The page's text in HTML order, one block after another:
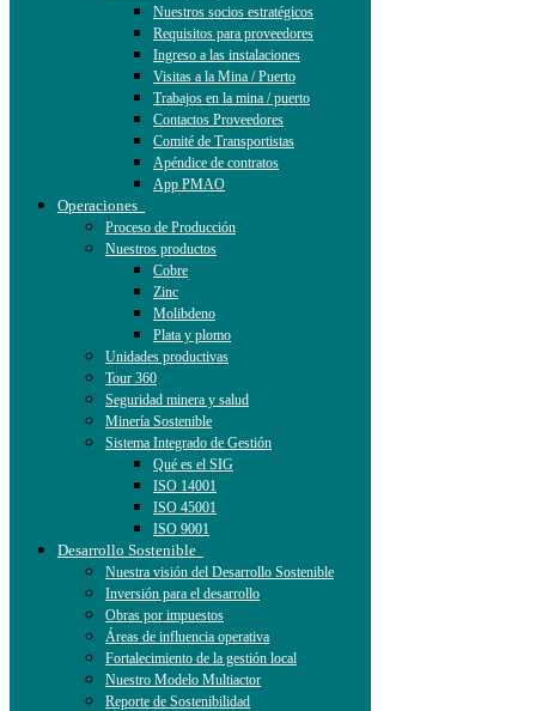
Nuestros socios estratégicos
Requisitos para proveedores
Ingreso a las instalaciones
Visitas a la Mina / Puerto
Trabajos en la mina / puerto
Contactos Proveedores
Comité de Transportistas
Apéndice de contratos
App PMAO
Operaciones
Proceso de Producción
Nuestros productos
Cobre
Zinc
Molibdeno
Plata y plomo
Unidades productivas
Tour 360
Seguridad minera y salud
Minería Sostenible
Sistema Integrado de Gestión
Qué es el SIG
ISO 14001
ISO 45001
ISO 9001
Desarrollo Sostenible
Nuestra visión del Desarrollo Sostenible
Inversión para el desarrollo
Obras por impuestos
Áreas de influencia operativa
Fortalecimiento de la gestión local
Nuestro Modelo Multiactor
Reporte de Sostenibilidad